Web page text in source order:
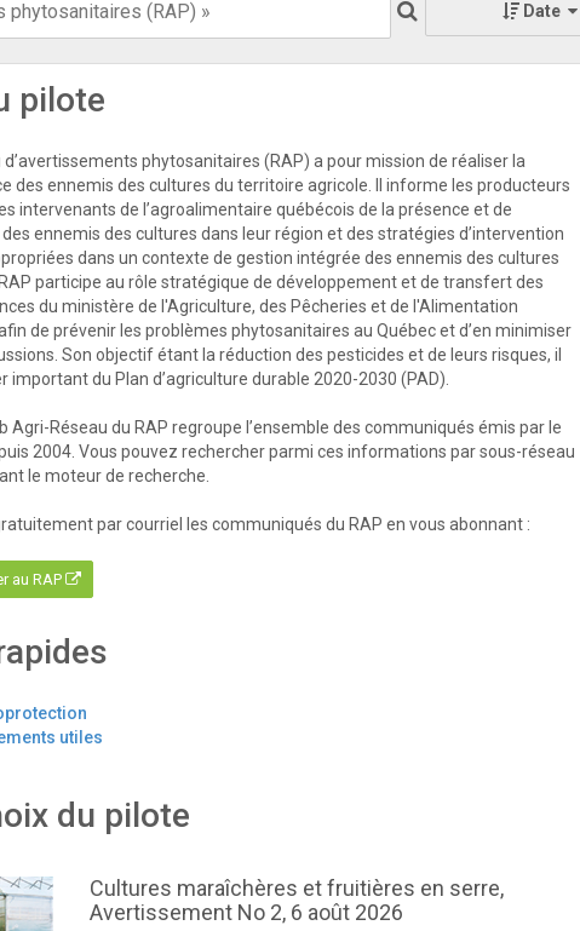
Date
pilote
d’avertissements phytosanitaires (RAP) a pour mission de réaliser la
des ennemis des cultures du territoire agricole. Il informe les producteurs
intervenants de l’agroalimentaire québécois de la présence et de
des ennemis des cultures dans leur région et des stratégies d’intervention
dans un contexte de gestion intégrée des ennemis des cultures
RAP participe au rôle stratégique de développement et de transfert des
du ministère de l'Agriculture, des Pêcheries et de l'Alimentation
de prévenir les problèmes phytosanitaires au Québec et d’en minimiser
Son objectif étant la réduction des pesticides et de leurs risques, il
important du Plan d’agriculture durable 2020-2030 (PAD).
Agri-Réseau du RAP regroupe l’ensemble des communiqués émis par le
2004. Vous pouvez rechercher parmi ces informations par sous-réseau
le moteur de recherche.
par courriel les communiqués du RAP en vous abonnant :
au RAP
utiles
du pilote
Cultures maraîchères et fruitières en serre,
Avertissement No 2, 6 août 2026